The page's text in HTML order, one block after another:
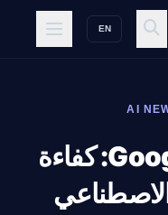
EN
AI
Gemma 4 من Google: كفاءة